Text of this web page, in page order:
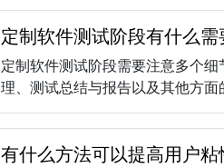
定制软件测试阶段有什么
定制软件测试阶段需要注意多个
理、测试总结与报告以及其他方
有什么方法可以提高用户